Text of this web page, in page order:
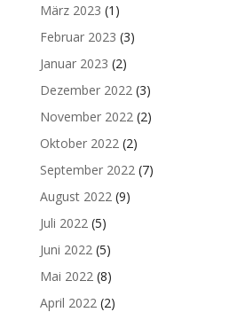
März 2023 (1)
Februar 2023 (3)
Januar 2023 (2)
Dezember 2022 (3)
November 2022 (2)
Oktober 2022 (2)
September 2022 (7)
August 2022 (9)
Juli 2022 (5)
Juni 2022 (5)
Mai 2022 (8)
April 2022 (2)